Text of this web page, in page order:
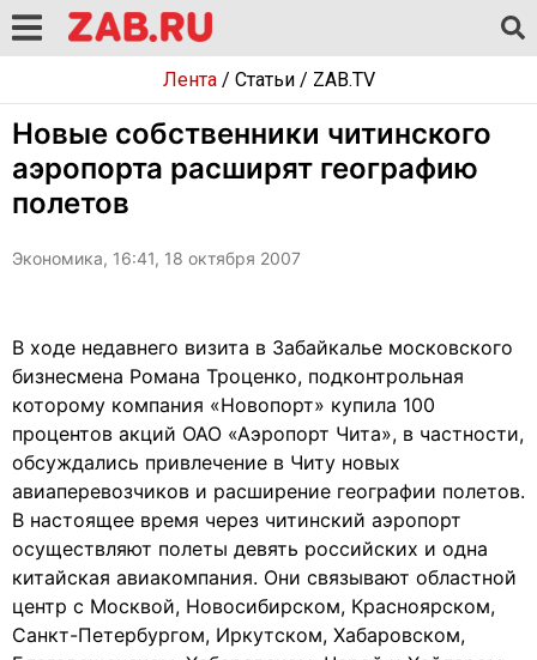
Лента/ Статьи/ ZAB.TV
Новые собственники читинского
аэропорта расширят географию
полетов
Экономика, 16:41, 18 октября 2007
В ходе недавнего визита в Забайкалье московского
бизнесмена Романа Троценко, подконтрольная
которому компания «Новопорт» купила 100
процентов акций ОАО «Аэропорт Чита», в частности,
обсуждались привлечение в Читу новых
авиаперевозчиков и расширение географии полетов.
В настоящее время через читинский аэропорт
осуществляют полеты девять российских и одна
китайская авиакомпания. Они связывают областной
центр с Москвой, Новосибирском, Красноярском,
Санкт-Петербургом, Иркутском, Хабаровском,